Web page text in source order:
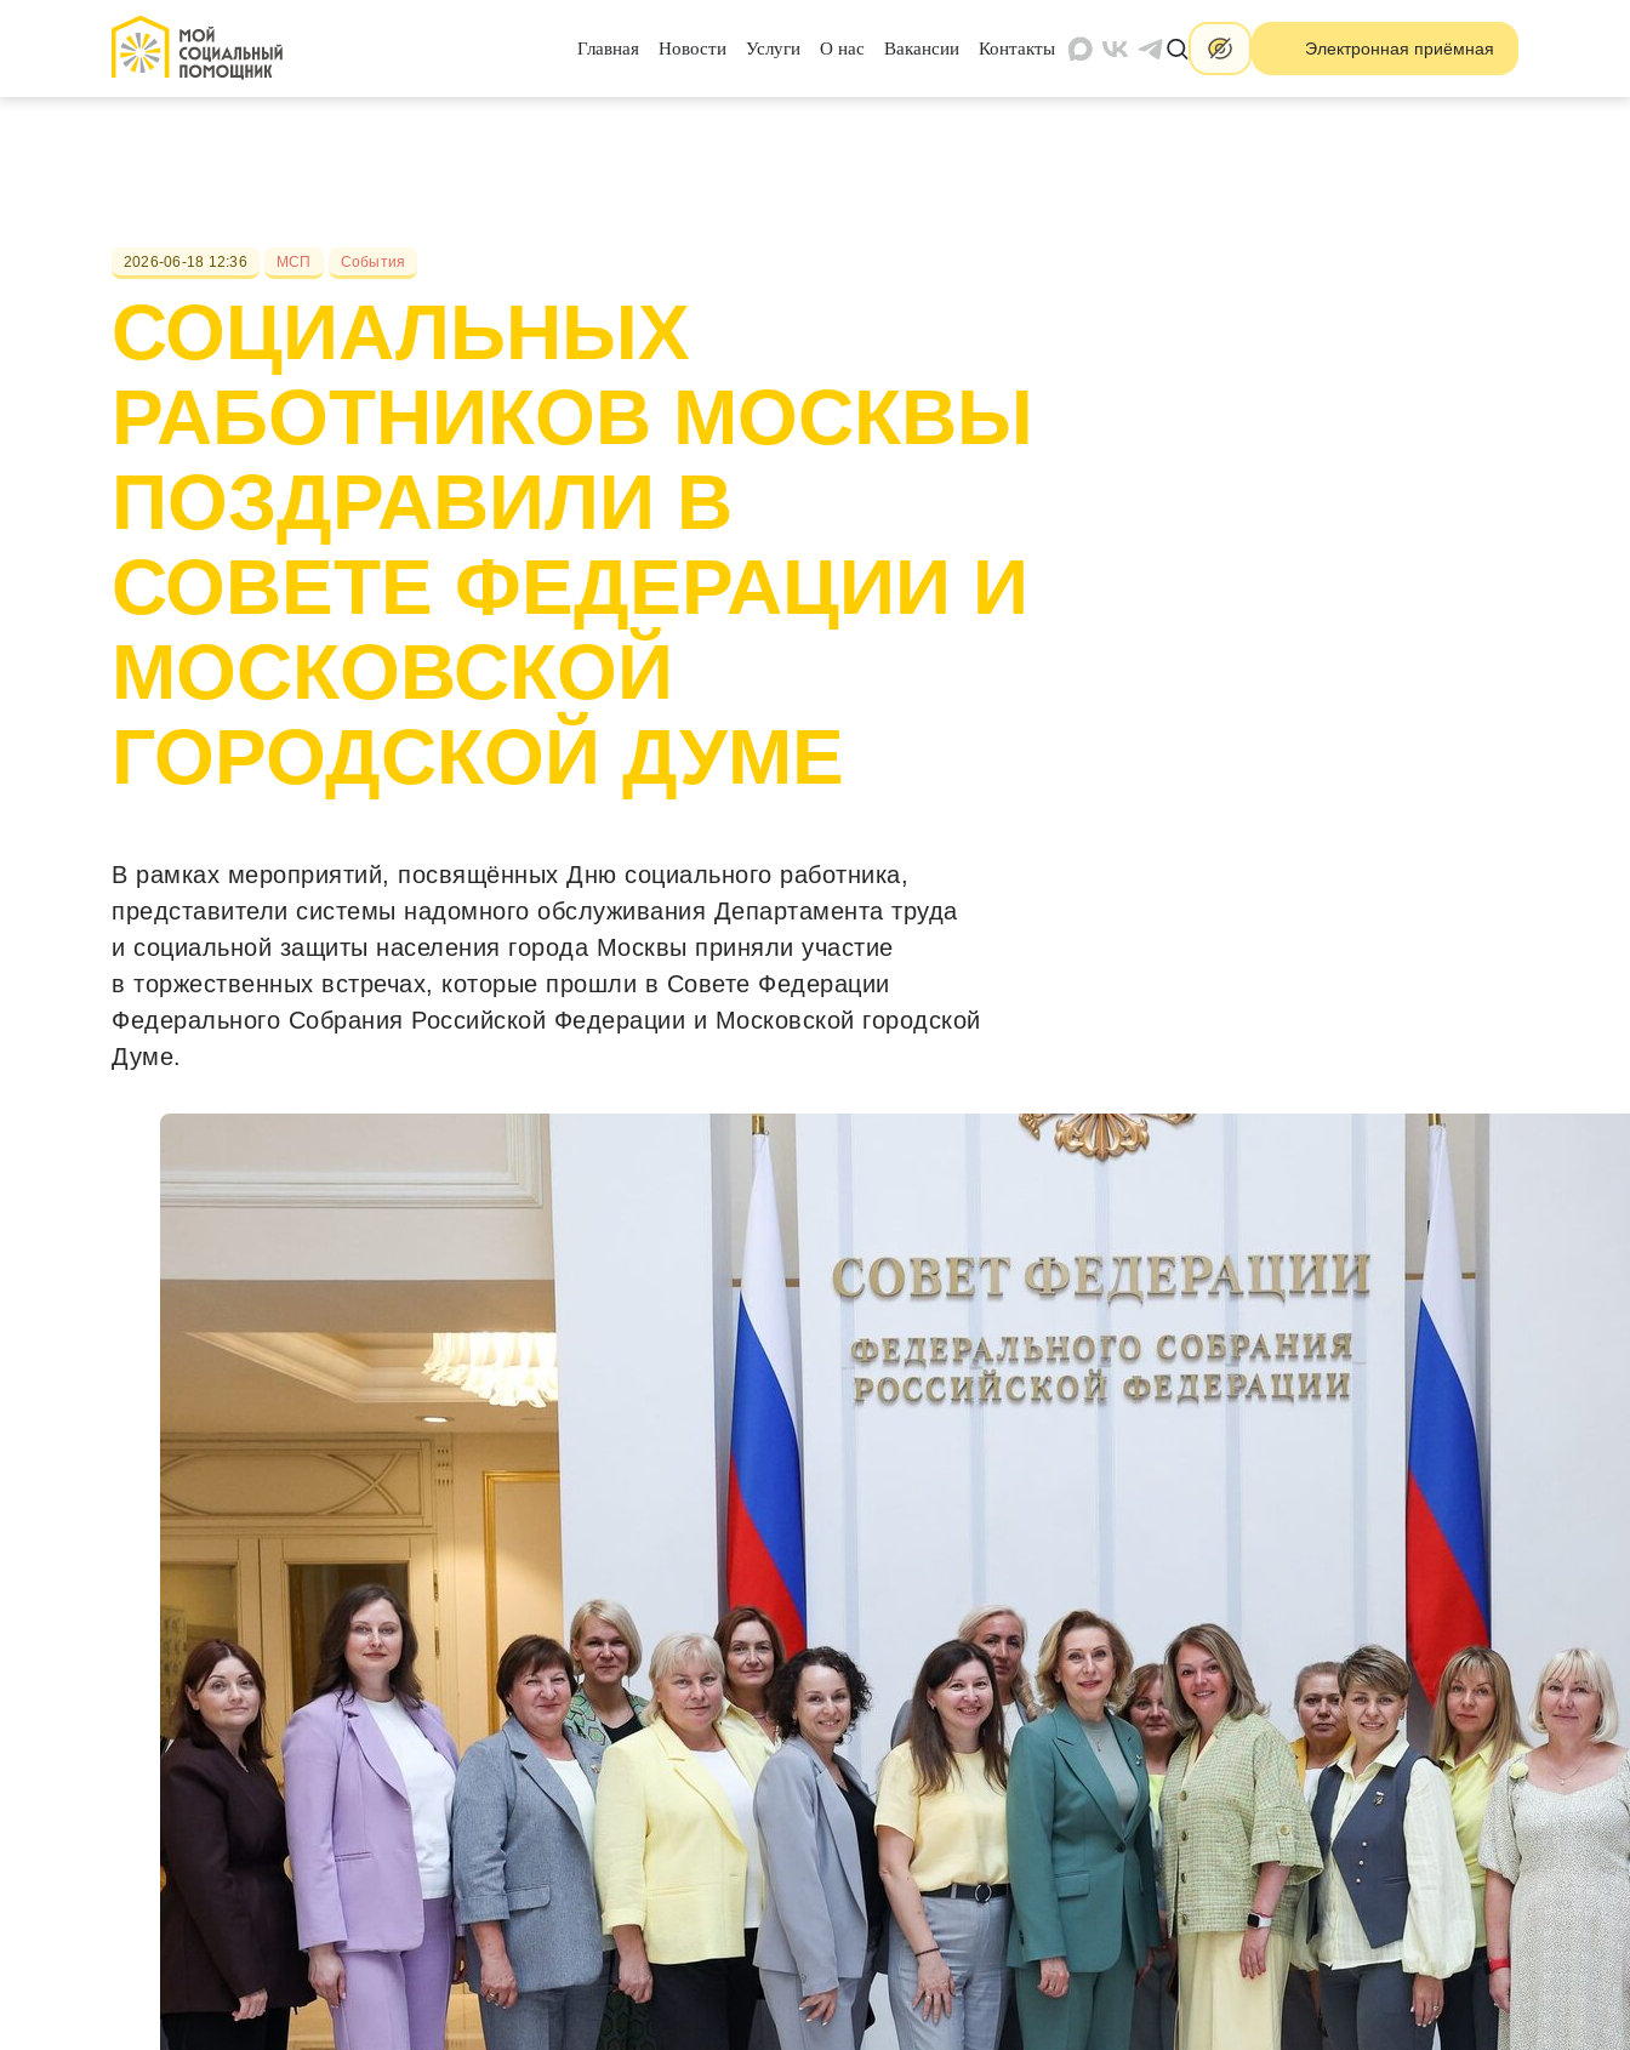
Главная Новости Услуги О нас Вакансии Контакты Электронная приёмная
2026-06-18 12:36 МСП События
СОЦИАЛЬНЫХ
РАБОТНИКОВ МОСКВЫ
ПОЗДРАВИЛИ В
СОВЕТЕ ФЕДЕРАЦИИ И
МОСКОВСКОЙ
ГОРОДСКОЙ ДУМЕ
В рамках мероприятий, посвящённых Дню социального работника,
представители системы надомного обслуживания Департамента труда
и социальной защиты населения города Москвы приняли участие
в торжественных встречах, которые прошли в Совете Федерации
Федерального Собрания Российской Федерации и Московской городской
Думе.